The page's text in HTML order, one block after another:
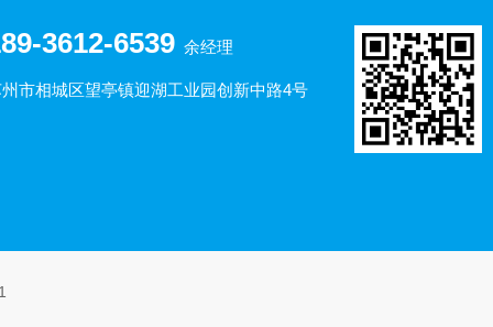
3612-6539余经理
市相城区望亭镇迎湖工业园创新中路4号